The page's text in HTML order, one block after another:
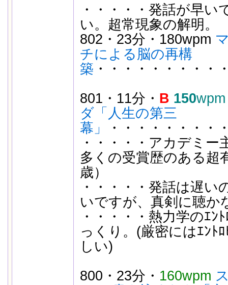
・・・・・発話が早い
い。超常現象の解明。
802・23分・180wpm
チによる脳の再構
築 ・・・・・・・・・
801・11分・ B 150wpm
ダ「人生の第三
幕」
・・・・・・・・
・・・・・アカデミー
多くの受賞歴のある超
歳）
・・・・・発話は遅い
いですが、真剣に聴か
・・・・・熱力学のｴﾝ
っくり。(厳密にはｴﾝﾄ
しい)
800・23分・ 160wpm